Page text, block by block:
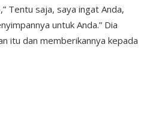
Tentu saja, saya ingat Anda,
untuk Anda.” Dia
itu dan memberikannya kepada